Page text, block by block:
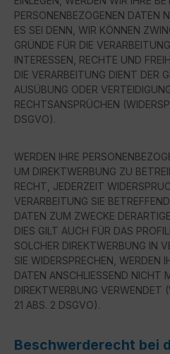
PERSONENBEZOGENEN DATEN
ES SEI DENN, WIR KÖNNEN
GRÜNDE FÜR DIE
INTERESSEN, RECHTE UND
DIE VERARBEITUNG DIENT DER
AUSÜBUNG ODER
RECHTSANSPRÜCHEN
DSGVO).
WERDEN IHRE
UM DIREKTWERBUNG ZU
RECHT, JEDERZEIT
VERARBEITUNG SIE
DATEN ZUM ZWECKE
DIES GILT AUCH FÜR DAS
SOLCHER DIREKTWERBUNG IN
SIE WIDERSPRECHEN, WERDEN
DATEN ANSCHLIESSEND NICHT
DIREKTWERBUNG VERWENDET
21 ABS. 2 DSGVO).
Beschwerde­recht bei